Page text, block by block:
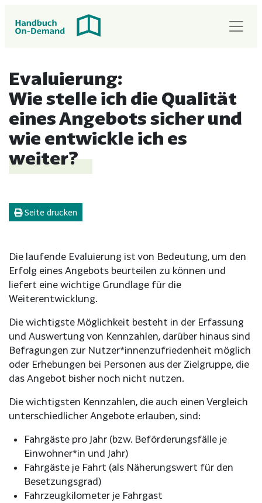
Evaluierung:
Wie stelle ich die Qualität
eines Angebots sicher und
wie entwickle ich es
weiter?
Seite drucken
Die laufende Evaluierung ist von Bedeutung, um den
Erfolg eines Angebots beurteilen zu können und
liefert eine wichtige Grundlage für die
Weiterentwicklung.
Die wichtigste Möglichkeit besteht in der Erfassung
und Auswertung von Kennzahlen, darüber hinaus sind
Befragungen zur Nutzer*innenzufriedenheit möglich
oder Erhebungen bei Personen aus der Zielgruppe, die
das Angebot bisher noch nicht nutzen.
Die wichtigsten Kennzahlen, die auch einen Vergleich
unterschiedlicher Angebote erlauben, sind:
Fahrgäste pro Jahr (bzw. Beförderungsfälle je
Einwohner*in und Jahr)
Fahrgäste je Fahrt (als Näherungswert für den
Besetzungsgrad)
Fahrzeugkilometer je Fahrgast